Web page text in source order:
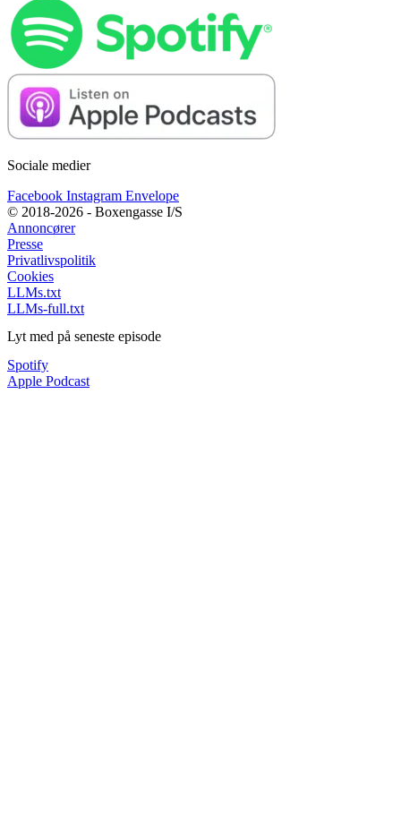
Sociale medier
Facebook Instagram Envelope
© 2018-2026 - Boxengasse I/S
Annoncører
Presse
Privatlivspolitik
Cookies
LLMs.txt
LLMs-full.txt
Lyt med på seneste episode
Spotify
Apple Podcast